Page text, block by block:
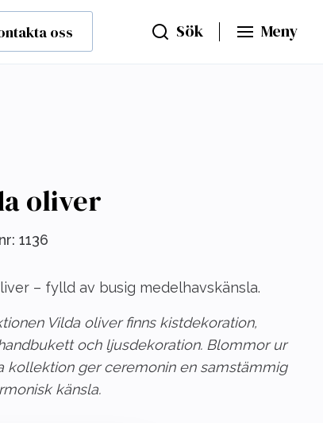
oss Sök Meny
oliver
1136
– fylld av busig medelhavskänsla.
Vilda oliver finns kistdekoration,
och ljusdekoration. Blommor ur
kollektion ger ceremonin en samstämmig
känsla.